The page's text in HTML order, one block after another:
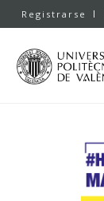
Registrarse